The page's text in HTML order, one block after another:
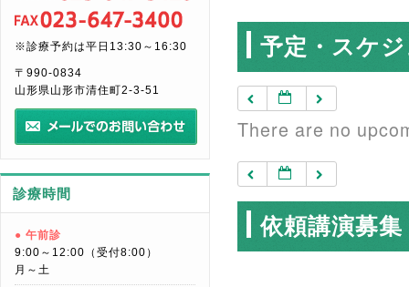
予定・スケ
There are no
依頼講演募
※診療予約は平日13:30～16:30
〒990-0834
山形県山形市清住町2-3-51
診療時間
● 午前診
9:00～12:00（受付8:00）
月～土